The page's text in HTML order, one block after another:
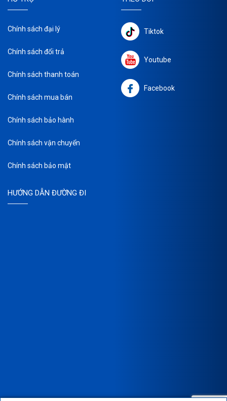
Chính sách đại lý
Chính sách đổi trả
Chính sách thanh toán
Chính sách mua bán
Chính sách bảo hành
Chính sách vận chuyển
Chính sách bảo mật
Tiktok
Youtube
Facebook
HƯỚNG DẪN ĐƯỜNG ĐI